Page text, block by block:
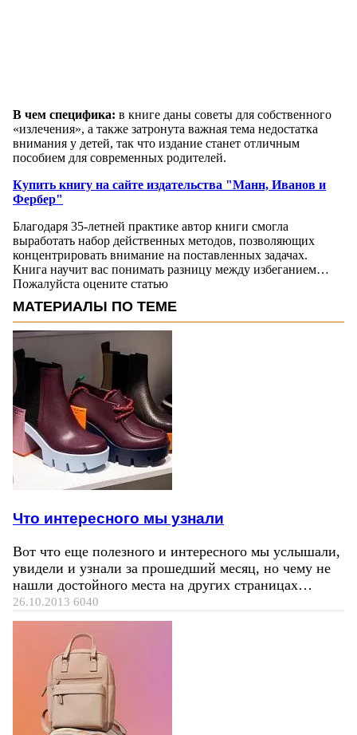
В чем специфика: в книге даны советы для собственного
«излечения», а также затронута важная тема недостатка
внимания у детей, так что издание станет отличным
пособием для современных родителей.
Купить книгу на сайте издательства "Манн, Иванов и
Фербер"
Благодаря 35-летней практике автор книги смогла
выработать набор действенных методов, позволяющих
концентрировать внимание на поставленных задачах.
Книга научит вас понимать разницу между избеганием…
Пожалуйста оцените статью
МАТЕРИАЛЫ ПО ТЕМЕ
Что интересного мы узнали
Вот что еще полезного и интересного мы услышали,
увидели и узнали за прошедший месяц, но чему не
нашли достойного места на других страницах…
26.10.2013 6040